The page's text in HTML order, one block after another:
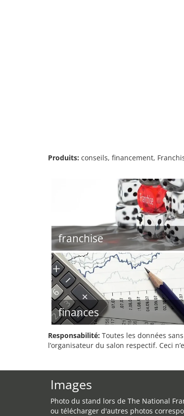
Produits: conseils, financement,
franchise
finances
Responsabilité: Toutes les données
l’organisateur du salon respectif. Ceci
Images
Photo du stand lors de The National
ou télécharger d'autres photos